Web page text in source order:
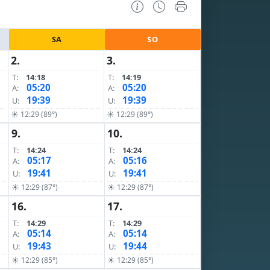
SA SO
2.
T:
14:18
A:
05:20
U: 19:39
☀ 12:29 (89°)
3.
T:
14:19
A:
05:20
U: 19:39
☀ 12:29 (89°)
9.
T:
14:24
A:
05:17
U: 19:41
☀ 12:29 (87°)
10.
T:
14:24
A:
05:16
U: 19:41
☀ 12:29 (87°)
16.
T:
14:29
A:
05:14
U: 19:43
☀ 12:29 (85°)
17.
T:
14:29
A:
05:14
U: 19:44
☀ 12:29 (85°)